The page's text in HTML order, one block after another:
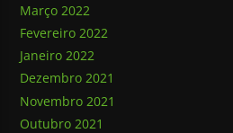
Março 2022
Fevereiro 2022
Janeiro 2022
Dezembro 2021
Novembro 2021
Outubro 2021